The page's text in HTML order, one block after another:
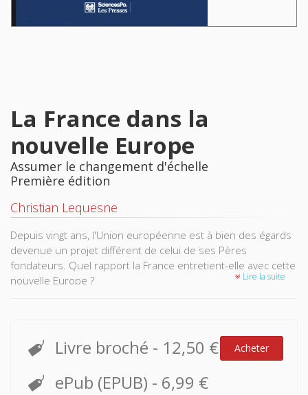
La France dans la
nouvelle Europe
Assumer le changement d'échelle
Première édition
Christian Lequesne
Depuis vingt ans, l'Union européenne est à bien des égards
devenue un projet différent de celui de ses Pères
fondateurs. Quel rapport la France entretient-elle avec cette
nouvelle Europe ?
processus d’élargissement de l’Union européenne, Christian
Lequesne explique pourquoi la France, ses élites politiques
et sa société ont tant de mal à penser le rôle de leur pays
dans l’Union européenne élargie, comme d’ailleurs à penser
Lire la suite
Livre broché - 12,50 € Acheter
ePub (EPUB) - 6,99 €